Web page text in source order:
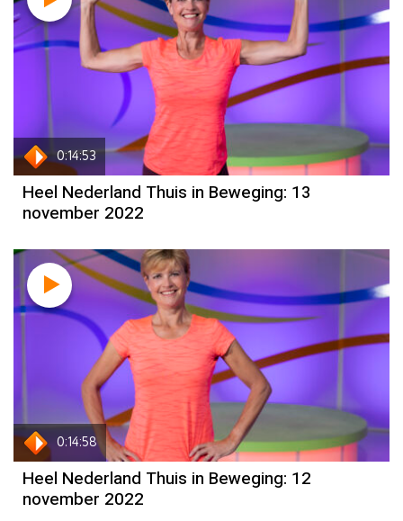
0:14:53
Heel Nederland Thuis in Beweging: 13
november 2022
0:14:58
Heel Nederland Thuis in Beweging: 12
november 2022